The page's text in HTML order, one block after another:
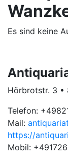
Es sind keine
Hörbrotstr. 3 •
Telefon:
Mail:
https://
Mobil: